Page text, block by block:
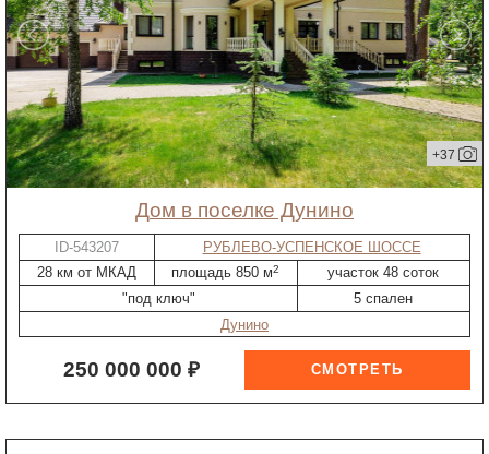
+37
дом в поселке Дунино
ID-543207
РУБЛЕВО-УСПЕНСКОЕ ШОССЕ
28 км от МКАД
площадь 850 м2
участок 48 соток
"под ключ"
5 спален
Дунино
250 000 000 ₽